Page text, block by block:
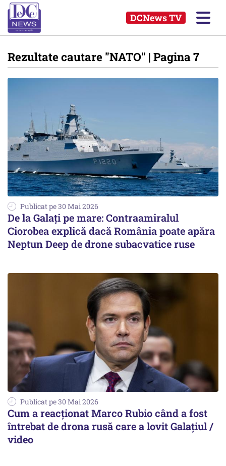
DCNews TV
Rezultate cautare "NATO" | Pagina 7
Publicat pe 30 Mai 2026
De la Galați pe mare: Contraamiralul
Ciorobea explică dacă România poate apăra
Neptun Deep de drone subacvatice ruse
Publicat pe 30 Mai 2026
Cum a reacționat Marco Rubio când a fost
întrebat de drona rusă care a lovit Galațiul /
video